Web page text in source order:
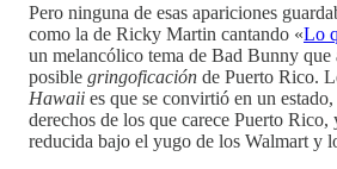
Pero ninguna de esas apariciones
como la de Ricky Martin cantando «Lo
un melancólico tema de Bad Bunny que
posible gringoficación de Puerto Rico.
Hawaii es que se convirtió en un
derechos de los que carece Puerto
reducida bajo el yugo de los Walmart y